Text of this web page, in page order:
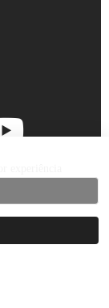
reservados.